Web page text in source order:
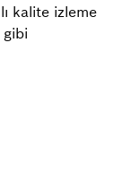
kalite izleme
gibi